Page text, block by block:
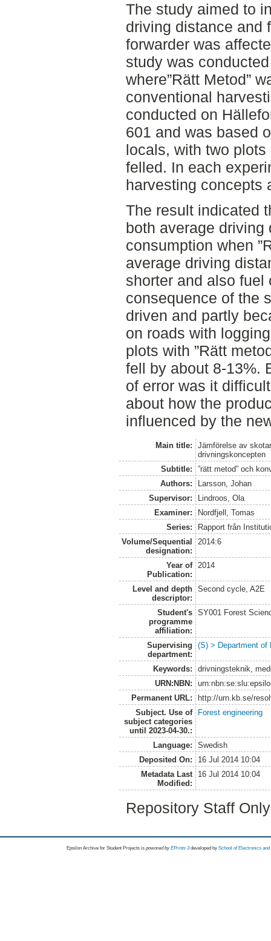
The study aimed to
driving distance and
forwarder was
study was
where”Rätt Metod”
conventional
conducted on
601 and was based
locals, with two
felled. In each
harvesting concepts
The result indicated
both average driving
consumption when
average driving
shorter and also
consequence of the
driven and partly
on roads with
plots with ”Rätt
fell by about 8-13%.
of error was it
about how the
influenced by the
Main title:
Jämförelse av
drivningskoncepten
Subtitle:
”rätt metod” och
Authors:
Larsson, Johan
Supervisor:
Lindroos, Ola
Examiner:
Nordfjell, Tomas
Series:
Rapport från
Volume/Sequential
designation:
2014:6
Year of
Publication:
2014
Level and depth
descriptor:
Second cycle, A2E
Student's
programme
affiliation:
SY001 Forest
Supervising
department:
(S) > Department of
Keywords:
drivningsteknik,
URN:NBN:
Permanent URL:
http://urn.kb.se/
Subject. Use of
subject categories
until 2023-04-30.:
Forest engineering
Language:
Swedish
Deposited On:
16 Jul 2014 10:04
Metadata Last
Modified:
16 Jul 2014 10:04
Repository Staff
Epsilon Archive for Student Projects is powored byEPrints 3 developed by School of Electronics